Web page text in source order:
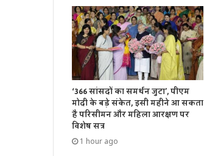
‘366 सांसदों का समर्थन जुटा’, पीएम
मोदी के बड़े संकेत, इसी महीने आ सकता
है परिसीमन और महिला आरक्षण पर
विशेष सत्र
1 hour ago